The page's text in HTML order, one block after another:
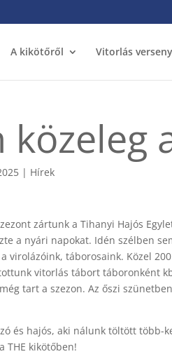
A kikötőről Vitorlás
közeleg
| Hírek
zártunk a Tihanyi Hajós
a nyári napokat. Idén szélben
virolázóink, táborosaink. Közel
vitorlás tábort táboronként
tart a szezon. Az őszi
és hajós, aki nálunk töltött több-
THE kikötőben!